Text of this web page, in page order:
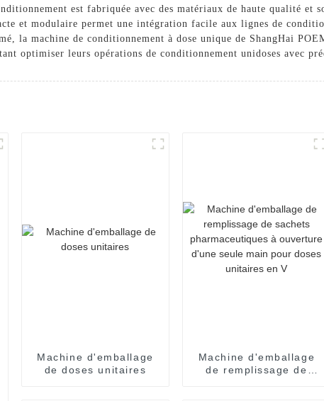
est fabriquée avec des matériaux de haute qualité et
et modulaire permet une intégration facile aux lignes de
la machine de conditionnement à dose unique de ShangHai
optimiser leurs opérations de conditionnement unidoses avec
Machine d'emballage
de doses unitaires
Machine d'emballage
de remplissage de